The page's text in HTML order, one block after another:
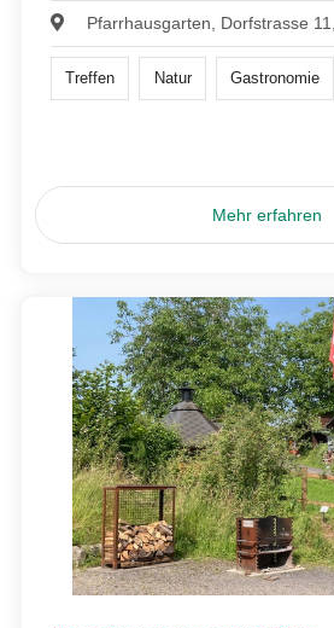
Pfarrhausgarten, Dorfstrasse
Treffen Natur Gastronomie
Mehr erfahren